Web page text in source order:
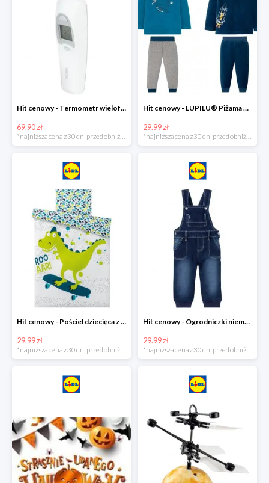
Hit cenowy - Termometr wielofunkcyjny
69.90 zł
*najniższa cena z 30 dni przed obniżką
Hit cenowy - LUPILU® Piżama welurowa chłopięca, 1 komplet
29.99 zł
*najniższa cena z 30 dni przed obniżką
Hit cenowy - Pościel dziecięca z biobawełny renforcé
29.99 zł
Hit cenowy - Ogrodniczki niemowlęce
29.99 zł